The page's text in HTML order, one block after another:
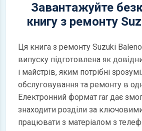
Завантажуйте
книгу з ремонту
Ця книга з ремонту Suzuki
випуску підготовлена як
і майстрів, яким потрібні
обслуговування та ремонту в
Електронний формат rar дає
знаходити розділи за
працювати з матеріалом з